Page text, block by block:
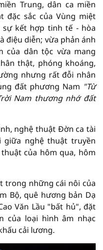
Trung, dân ca miền
đặc sắc của Vùng miệt
sự kết hợp tinh tế - hòa
điệu diễn; vừa phản ánh
của dân tộc vừa mang
thật, phóng khoáng,
nhưng rất đỗi nhân
đất phương Nam "Từ
Nam thương nhớ đất
nghệ thuật Đờn ca tài
nghệ thuật truyền
của hôm qua, hôm
trong những cái nôi của
Bộ, quê hương bản Dạ
Văn Lầu "bất hủ", đặt
của loại hình âm nhạc
cải lương.